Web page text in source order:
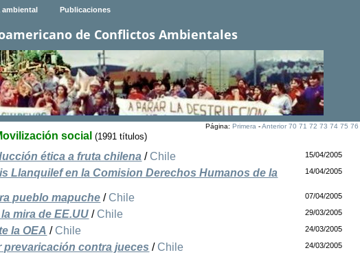
ambiental Publicaciones
de Conflictos Ambientales
Página: Primera-Anterior 70 71 72 73 74 75 76
social (1991 títulos)
ética a fruta chilena / Chile 15/04/2005
Llanquilef en la Comision Derechos Humanos de la
14/04/2005
pueblo mapuche / Chile 07/04/2005
mira de EE.UU / Chile 29/03/2005
la OEA / Chile 24/03/2005
prevaricación contra jueces / Chile 24/03/2005